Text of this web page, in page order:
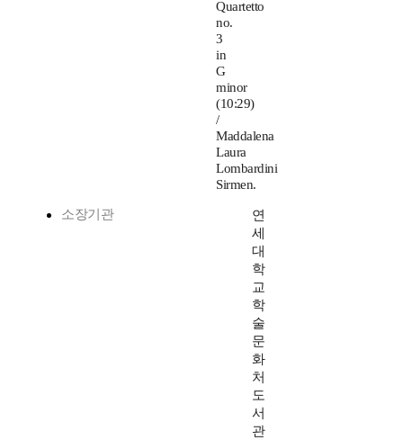
Quartetto
no.
3
in
G
minor
(10:29)
/
Maddalena
Laura
Lombardini
Sirmen.
소장기관
연
세
대
학
교
학
술
문
화
처
도
서
관